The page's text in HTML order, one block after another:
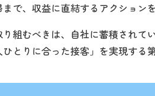
まで、収益に直結するアクション
り組むべきは、自社に蓄積されて
ひとりに合った接客」を実現する